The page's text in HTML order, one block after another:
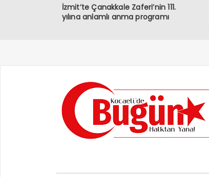
İzmit’te Çanakkale Zaferi’nin 111.
yılına anlamlı anma programı